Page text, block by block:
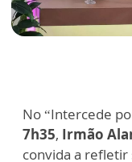
No “Intercede
7h35, Irmão
convida a refletir